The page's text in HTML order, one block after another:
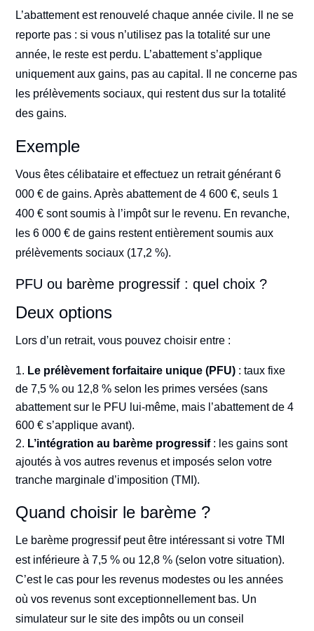
L’abattement est renouvelé chaque année civile. Il ne se
reporte pas : si vous n’utilisez pas la totalité sur une
année, le reste est perdu. L’abattement s’applique
uniquement aux gains, pas au capital. Il ne concerne pas
les prélèvements sociaux, qui restent dus sur la totalité
des gains.
Exemple
Vous êtes célibataire et effectuez un retrait générant 6
000 € de gains. Après abattement de 4 600 €, seuls 1
400 € sont soumis à l’impôt sur le revenu. En revanche,
les 6 000 € de gains restent entièrement soumis aux
prélèvements sociaux (17,2 %).
PFU ou barème progressif : quel choix ?
Deux options
Lors d’un retrait, vous pouvez choisir entre :
Le prélèvement forfaitaire unique (PFU) : taux fixe
de 7,5 % ou 12,8 % selon les primes versées (sans
abattement sur le PFU lui-même, mais l’abattement de 4
600 € s’applique avant).
L’intégration au barème progressif: les gains sont
ajoutés à vos autres revenus et imposés selon votre
tranche marginale d’imposition (TMI).
Quand choisir le barème ?
Le barème progressif peut être intéressant si votre TMI
est inférieure à 7,5 % ou 12,8 % (selon votre situation).
C’est le cas pour les revenus modestes ou les années
où vos revenus sont exceptionnellement bas. Un
simulateur sur le site des impôts ou un conseil